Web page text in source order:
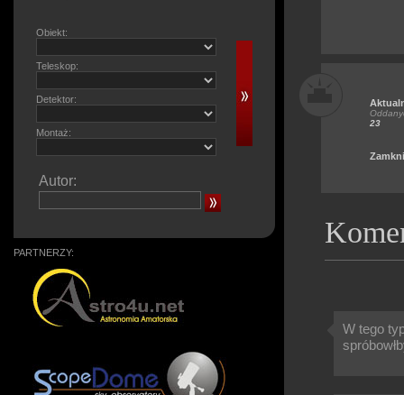
Obiekt:
Teleskop:
Detektor:
Montaż:
Autor:
PARTNERZY:
23
W tego